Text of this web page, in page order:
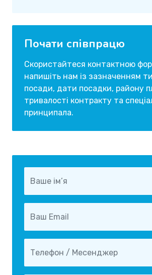
Почати співпрацю
Скористайтеся контактною
напишіть нам із зазначенням
посади, дати посадки, району
тривалості контракту та
принципала.